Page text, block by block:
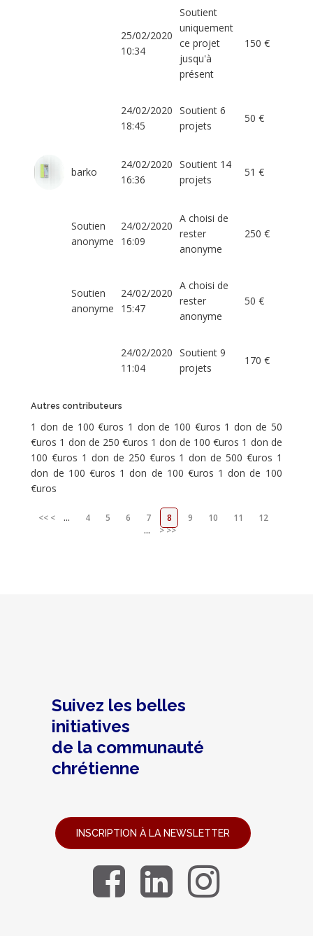
25/02/2020
10:34
Soutient
uniquement
ce projet
jusqu'à
présent
150 €
24/02/2020
18:45
Soutient 6
projets
50 €
barko
24/02/2020
16:36
Soutient 14
projets
51 €
Soutien
anonyme
24/02/2020
16:09
A choisi de
rester
anonyme
250 €
Soutien
anonyme
24/02/2020
15:47
A choisi de
rester
anonyme
50 €
24/02/2020
11:04
Soutient 9
projets
170 €
Autres contributeurs
1 don de 100 €uros 1 don de 100 €uros 1 don de 50
€uros 1 don de 250 €uros 1 don de 100 €uros 1 don de
100 €uros 1 don de 250 €uros 1 don de 500 €uros 1
don de 100 €uros 1 don de 100 €uros 1 don de 100
€uros
<< < ... 4 5 6 7 8 9 10 11
12
...
>>>
Suivez les belles
initiatives
de la communauté
chrétienne
INSCRIPTION À LA NEWSLETTER